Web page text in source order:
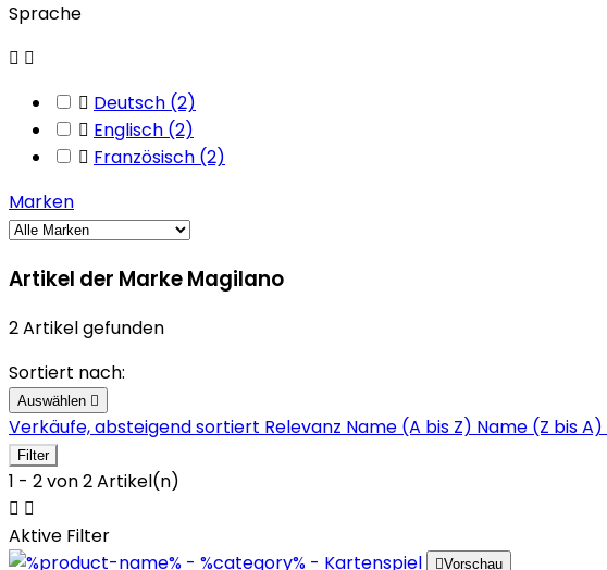
Sprache
 
 Deutsch (2)
 Englisch (2)
 Französisch (2)
Marken
Artikel der Marke Magilano
2 Artikel gefunden
Sortiert nach:
Auswählen 
Verkäufe, absteigend sortiert Relevanz Name (A bis Z) Name (Z bis A)
Filter
1 - 2 von 2 Artikel(n)
 
Aktive Filter
Vorschau